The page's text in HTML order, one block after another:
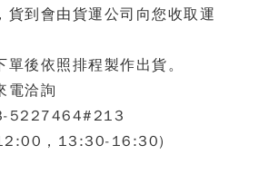
貨到會由貨運公司向您收取運
後依照排程製作出貨。
電洽詢
5227464#213
，13:30-16:30)